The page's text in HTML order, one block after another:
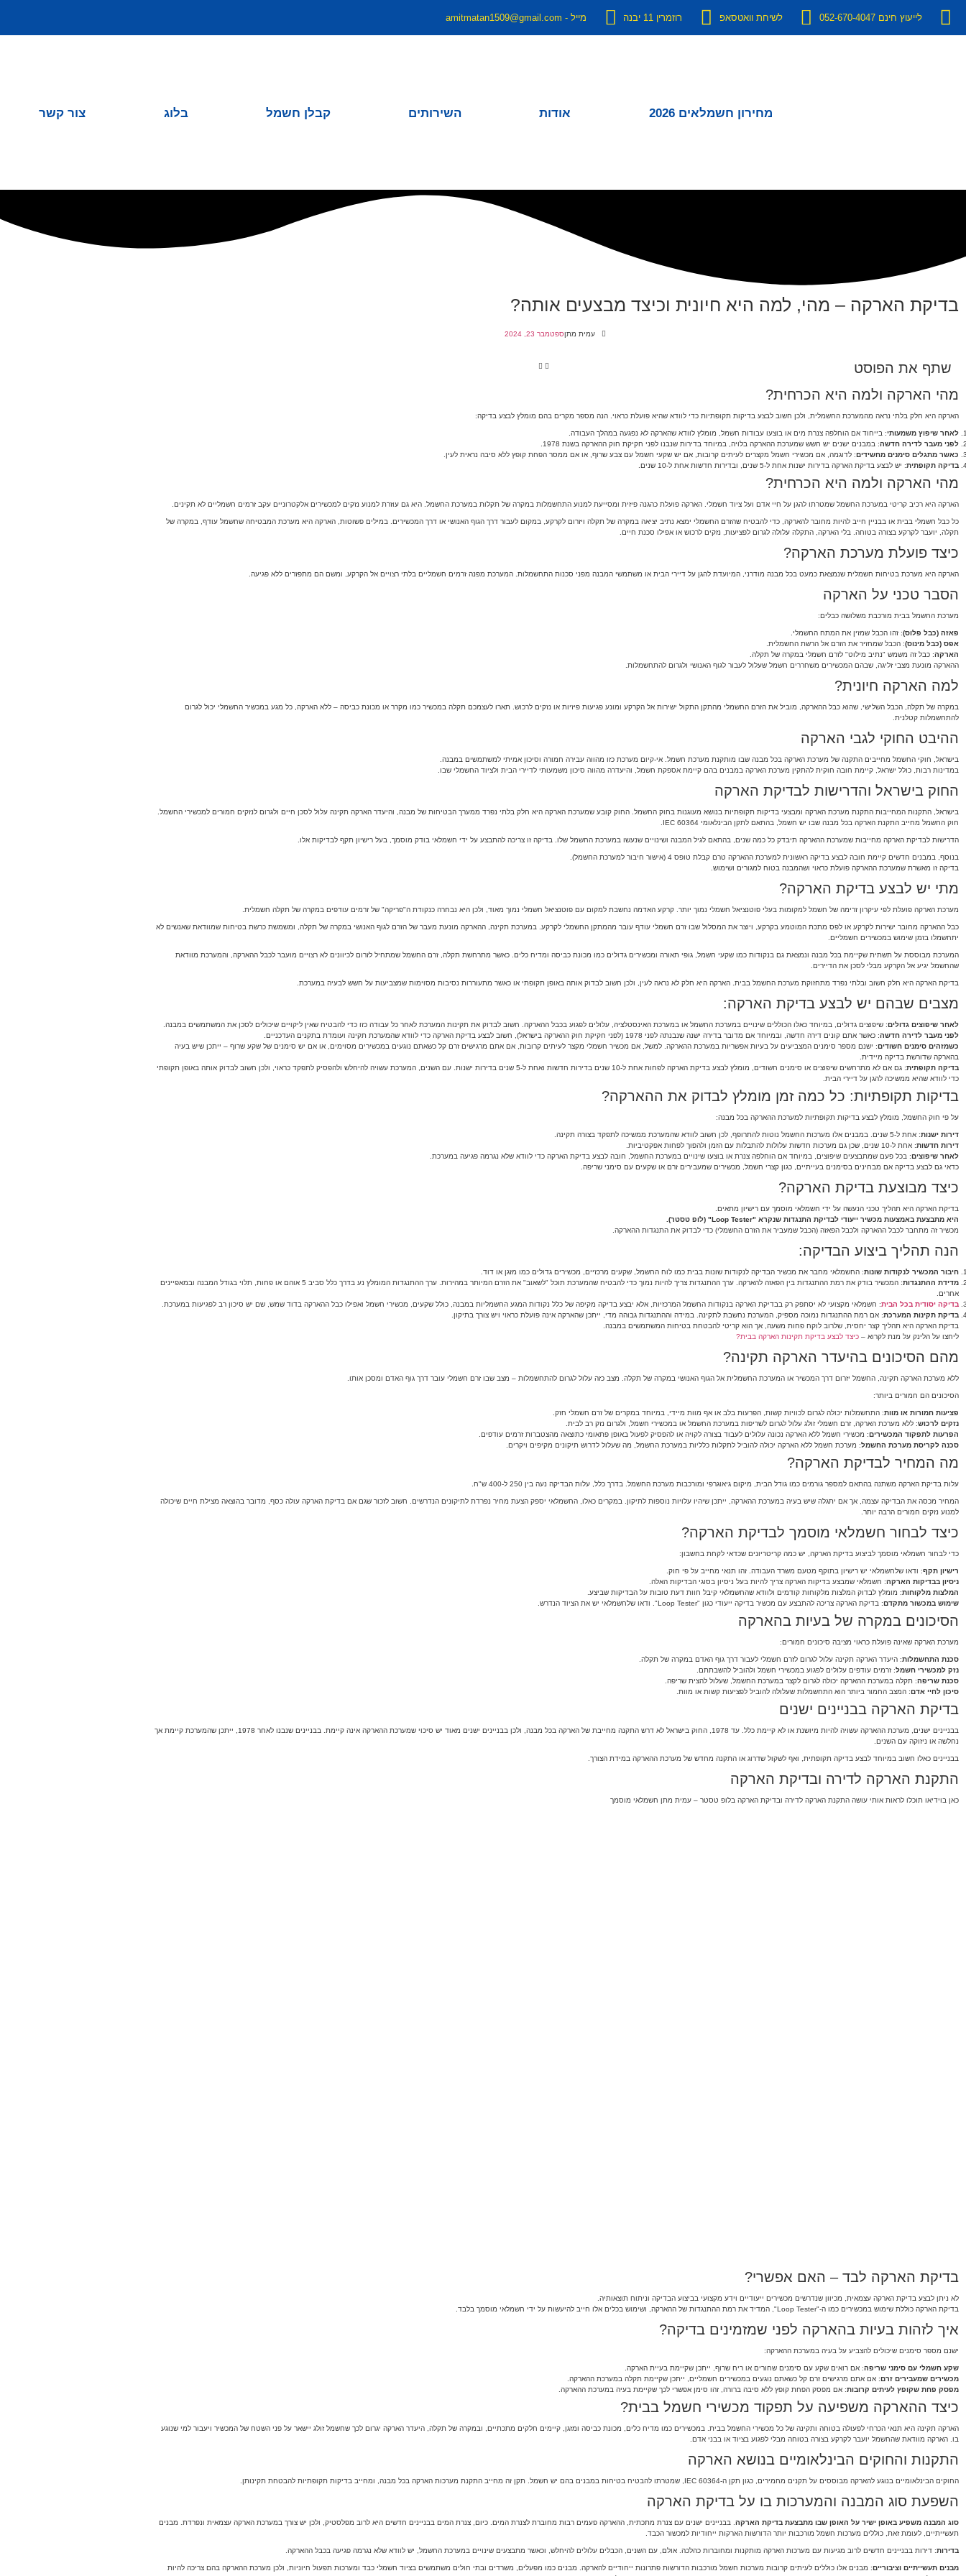
לייעוץ חינם 052-670-4047 לשיחת וואטסאפ רוזמרין 11 יבנה מייל - amitmatan1509@gmail.com
מחירון חשמלאים 2026 אודות השירותים קבלן חשמל בלוג צור קשר
בדיקת הארקה – מהי, למה היא חיונית וכיצד מבצעים אותה?
עמית מתןספטמבר 23, 2024
שתף את הפוסט
מהי הארקה ולמה היא הכרחית?
הארקה היא חלק בלתי נראה מהמערכת החשמלית, ולכן חשוב לבצע בדיקות תקופתיות כדי לוודא שהיא פועלת כראוי. הנה מספר מקרים בהם מומלץ לבצע בדיקה:
לאחר שיפוץ משמעותי: בייחוד אם הוחלפה צנרת מים או בוצעו עבודות חשמל, מומלץ לוודא שהארקה לא נפגעה במהלך העבודה.
לפני מעבר לדירה חדשה: במבנים ישנים יש חשש שמערכת ההארקה בלויה, במיוחד בדירות שנבנו לפני חקיקת חוק ההארקה בשנת 1978.
כאשר מתגלים סימנים מחשידים: לדוגמה, אם מכשירי חשמל מקצרים לעיתים קרובות, אם יש שקעי חשמל עם צבע שרוף, או אם ממסר הפחת קופץ ללא סיבה נראית לעין.
בדיקה תקופתית: יש לבצע בדיקת הארקה בדירות ישנות אחת ל-5 שנים, ובדירות חדשות אחת ל-10 שנים.
מהי הארקה ולמה היא הכרחית?
הארקה היא רכיב קריטי במערכת החשמל שמטרתו להגן על חיי אדם ועל ציוד חשמלי. הארקה פועלת כהגנה פיזית ומסייעת למנוע התחשמלות במקרה של תקלות במערכת החשמל. היא גם עוזרת למנוע נזקים למכשירים אלקטרוניים עקב זרמים חשמליים לא תקינים.
כל כבל חשמלי בבית או בבניין חייב להיות מחובר להארקה, כדי להבטיח שהזרם החשמלי ימצא נתיב יציאה במקרה של תקלה ויזרום לקרקע, במקום לעבור דרך הגוף האנושי או דרך המכשירים. במילים פשוטות, הארקה היא מערכת המבטיחה שחשמל עודף, במקרה של
תקלה, יועבר לקרקע בצורה בטוחה. בלי הארקה, התקלה עלולה לגרום לפציעות, נזקים לרכוש או אפילו סכנת חיים.
כיצד פועלת מערכת הארקה?
הארקה היא מערכת בטיחות חשמלית שנמצאת כמעט בכל מבנה מודרני, המיועדת להגן על דיירי הבית או משתמשי המבנה מפני סכנות התחשמלות. המערכת מפנה זרמים חשמליים בלתי רצויים אל הקרקע, ומשם הם מתפזרים ללא פגיעה.
הסבר טכני על הארקה
מערכת החשמל בבית מורכבת משלושה כבלים:
פאזה (כבל פלוס): זהו הכבל שמזין את המתח החשמלי.
אפס (כבל מינוס): הכבל שמחזיר את הזרם אל הרשת החשמלית.
הארקה: כבל זה משמש "נתיב מילוט" לזרם חשמלי במקרה של תקלה.
ההארקה מונעת מצבי זליגה, שבהם המכשירים משחררים חשמל שעלול לעבור לגוף האנושי ולגרום להתחשמלות.
למה הארקה חיונית?
במקרה של תקלה, הכבל השלישי, שהוא כבל ההארקה, מוביל את הזרם החשמלי מהתקן התקול ישירות אל הקרקע ומונע פגיעות פיזיות או נזקים לרכוש. תארו לעצמכם תקלה במכשיר כמו מקרר או מכונת כביסה – ללא הארקה, כל מגע במכשיר החשמלי יכול לגרום
להתחשמלות קטלנית.
ההיבט החוקי לגבי הארקה
בישראל, חוקי החשמל מחייבים התקנה של מערכת הארקה בכל מבנה שבו מותקנת מערכת חשמל. אי-קיום מערכת כזו מהווה עבירה חמורה וסיכון אמיתי למשתמשים במבנה.
במדינות רבות, כולל ישראל, קיימת חובה חוקית להתקין מערכת הארקה במבנים בהם קיימת אספקת חשמל, והיעדרה מהווה סיכון משמעותי לדיירי הבית ולציוד החשמלי שבו.
החוק בישראל והדרישות לבדיקת הארקה
בישראל, התקנות המחייבות התקנת מערכת הארקה ומבצעי בדיקות תקופתיות בנושא מעוגנות בחוק החשמל. החוק קובע שמערכת הארקה היא חלק בלתי נפרד ממערך הבטיחות של מבנה, והיעדר הארקה תקינה עלול לסכן חיים ולגרום לנזקים חמורים למכשירי החשמל.
חוק החשמל מחייב התקנת הארקה בכל מבנה שבו יש חשמל, בהתאם לתקן הבינלאומי IEC 60364.
הדרישות לבדיקת הארקה מחייבות שמערכת ההארקה תיבדק כל כמה שנים, בהתאם לגיל המבנה ושינויים שנעשו במערכת החשמל שלו. בדיקה זו צריכה להתבצע על ידי חשמלאי בודק מוסמך, בעל רישיון תקף לבדיקות אלו.
בנוסף, במבנים חדשים קיימת חובה לבצע בדיקה ראשונית למערכת ההארקה טרם קבלת טופס 4 (אישור חיבור למערכת החשמל).
בדיקה זו מאשרת שמערכת ההארקה פועלת כראוי ושהמבנה בטוח למגורים ושימוש.
מתי יש לבצע בדיקת הארקה?
מערכת הארקה פועלת לפי עיקרון זרימה של חשמל למקומות בעלי פוטנציאל חשמלי נמוך יותר. קרקע האדמה נחשבת למקום עם פוטנציאל חשמלי נמוך מאוד, ולכן היא נבחרה כנקודת ה"פריקה" של זרמים עודפים במקרה של תקלה חשמלית.
כבל ההארקה מחובר ישירות לקרקע או לפס מתכת המוטמע בקרקע, ויוצר את המסלול שבו זרם חשמלי עודף עובר מהמתקן החשמלי לקרקע. במערכת תקינה, ההארקה מונעת מעבר של הזרם לגוף האנושי במקרה של תקלה, ומשמשת כרשת בטיחות שמוודאת שאנשים לא
יתחשמלו בזמן שימוש במכשירים חשמליים.
המערכת מבוססת על תשתית שקיימת בכל מבנה ונמצאת גם בנקודות כמו שקעי חשמל, גופי תאורה ומכשירים גדולים כמו מכונת כביסה ומדיח כלים. כאשר מתרחשת תקלה, זרם החשמל שמתחיל לזרום לכיוונים לא רצויים מועבר לכבל ההארקה, והמערכת מוודאת
שהחשמל יגיע אל הקרקע מבלי לסכן את הדיירים.
בדיקת הארקה היא חלק חשוב ובלתי נפרד מתחזוקת מערכת החשמל בבית. הארקה היא חלק לא נראה לעין, ולכן חשוב לבדוק אותה באופן תקופתי או כאשר מתעוררות נסיבות מסוימות שמצביעות על חשש לבעיה במערכת.
מצבים שבהם יש לבצע בדיקת הארקה:
לאחר שיפוצים גדולים: שיפוצים גדולים, במיוחד כאלו הכוללים שינויים במערכת החשמל או במערכת האינסטלציה, עלולים לפגוע בכבל ההארקה. חשוב לבדוק את תקינות המערכת לאחר כל עבודה כזו כדי להבטיח שאין ליקויים שיכולים לסכן את המשתמשים במבנה.
לפני מעבר לדירה חדשה: כאשר אתם קונים דירה חדשה, ובמיוחד אם מדובר בדירה ישנה שנבנתה לפני 1978 (לפני חקיקת חוק ההארקה בישראל), חשוב לבצע בדיקת הארקה כדי לוודא שהמערכת תקינה ועומדת בתקנים העדכניים.
כשמזהים סימנים חשודים: ישנם מספר סימנים המצביעים על בעיות אפשריות במערכת ההארקה. למשל, אם מכשיר חשמלי מקצר לעיתים קרובות, אם אתם מרגישים זרם קל כשאתם נוגעים במכשירים מסוימים, או אם יש סימנים של שקע שרוף – ייתכן שיש בעיה
בהארקה שדורשת בדיקה מיידית.
בדיקה תקופתית
: גם אם לא מתרחשים שיפוצים או סימנים חשודים, מומלץ לבצע בדיקת הארקה לפחות אחת ל-10 שנים בדירות חדשות ואחת ל-5 שנים בדירות ישנות. עם השנים, המערכת עשויה להיחלש ולהפסיק לתפקד כראוי, ולכן חשוב לבדוק אותה באופן תקופתי
כדי לוודא שהיא ממשיכה להגן על דיירי הבית.
בדיקות תקופתיות: כל כמה זמן מומלץ לבדוק את ההארקה?
על פי חוק החשמל, מומלץ לבצע בדיקות תקופתיות למערכת ההארקה בכל מבנה:
דירות ישנות: אחת ל-5 שנים. במבנים אלו מערכות החשמל נוטות להתרופף, לכן חשוב לוודא שהמערכת ממשיכה לתפקד בצורה תקינה.
דירות חדשות: אחת ל-10 שנים, שכן גם מערכות חדשות עלולות להתבלות עם הזמן ולהפוך לפחות אפקטיביות.
לאחר שיפוצים: בכל פעם שמתבצעים שיפוצים, במיוחד אם הוחלפה צנרת או בוצעו שינויים במערכת החשמל, חובה לבצע בדיקת הארקה כדי לוודא שלא נגרמה פגיעה במערכת.
כדאי גם לבצע בדיקה אם מבחינים בסימנים בעייתיים, כגון קצרי חשמל, מכשירים שמעבירים זרם או שקעים עם סימני שריפה.
כיצד מבוצעת בדיקת הארקה?
בדיקת הארקה היא תהליך טכני הנעשה על ידי חשמלאי מוסמך עם רישיון מתאים.
היא מתבצעת באמצעות מכשיר ייעודי לבדיקת התנגדות שנקרא "Loop Tester" (לופ טסטר).
מכשיר זה מתחבר לכבל ההארקה ולכבל הפאזה (הכבל שמעביר את הזרם החשמלי) כדי לבדוק את התנגדות ההארקה.
הנה תהליך ביצוע הבדיקה:
חיבור המכשיר לנקודות שונות: החשמלאי מחבר את מכשיר הבדיקה לנקודות שונות בבית כמו לוח החשמל, שקעים מרכזיים, מכשירים גדולים כמו מזגן או דוד.
מדידת ההתנגדות
: המכשיר בודק את רמת ההתנגדות בין הפאזה להארקה. ערך ההתנגדות צריך להיות נמוך כדי להבטיח שהמערכת תוכל "לשאוב" את הזרם המיותר במהירות. ערך ההתנגדות המומלץ נע בדרך כלל סביב 5 אוהם או פחות, תלוי בגודל המבנה ובמאפיינים
אחרים.
בדיקה יסודית בכל הבית: חשמלאי מקצועי לא יסתפק רק בבדיקת הארקה בנקודות החשמל המרכזיות, אלא יבצע בדיקה מקיפה של כלל נקודות המגע החשמליות במבנה, כולל שקעים, מכשירי חשמל ואפילו כבל ההארקה בדוד שמש, שם יש סיכון רב לפגיעות במערכת.
בדיקת תקינות המערכת: אם רמת ההתנגדות נמוכה מספיק, המערכת נחשבת לתקינה. במידה וההתנגדות גבוהה מדי, ייתכן שהארקה אינה פועלת כראוי ויש צורך בתיקון.
בדיקת הארקה היא תהליך קצר יחסית, שלרוב לוקח פחות משעה, אך הוא קריטי להבטחת בטיחות המשתמשים במבנה.
ליחצו על הלינק על מנת לקרוא – כיצד לבצע בדיקת תקינות הארקה בבית?
מהם הסיכונים בהיעדר הארקה תקינה?
ללא מערכת הארקה תקינה, החשמל יזרום דרך המכשיר או המערכת החשמלית אל הגוף האנושי במקרה של תקלה. מצב כזה עלול לגרום להתחשמלות – מצב שבו זרם חשמלי עובר דרך גוף האדם ומסכן אותו.
הסיכונים הם חמורים ביותר:
פציעות חמורות או מוות: התחשמלות יכולה לגרום לכוויות קשות, הפרעות בלב או אף מוות מיידי, במיוחד במקרים של זרם חשמלי חזק.
נזקים לרכוש: ללא מערכת הארקה, זרם חשמלי זולג עלול לגרום לשריפות במערכת החשמל או במכשירי חשמל, ולגרום נזק רב לבית.
הפרעות לתפקוד המכשירים: מכשירי חשמל ללא הארקה נכונה עלולים לעבוד בצורה לקויה או להפסיק לפעול באופן פתאומי כתוצאה מהצטברות זרמים עודפים.
סכנה לקריסת מערכת החשמל: מערכת חשמל ללא הארקה יכולה להוביל לתקלות כלליות במערכת החשמל, מה שעלול לדרוש תיקונים מקיפים ויקרים.
מה המחיר לבדיקת הארקה?
עלות בדיקת הארקה משתנה בהתאם למספר גורמים כמו גודל הבית, מיקום גיאוגרפי ומורכבות מערכת החשמל. בדרך כלל, עלות הבדיקה נעה בין 250 ל-400 ש"ח.
המחיר מכסה את הבדיקה עצמה, אך אם יתגלה שיש בעיה במערכת ההארקה, ייתכן שיהיו עלויות נוספות לתיקון. במקרים כאלו, החשמלאי יספק הצעת מחיר נפרדת לתיקונים הנדרשים. חשוב לזכור שגם אם בדיקת הארקה עולה כסף, מדובר בהוצאה מצילת חיים שיכולה
למנוע נזקים חמורים הרבה יותר.
כיצד לבחור חשמלאי מוסמך לבדיקת הארקה?
כדי לבחור חשמלאי מוסמך לביצוע בדיקת הארקה, יש כמה קריטריונים שכדאי לקחת בחשבון:
רישיון תקף: ודאו שלחשמלאי יש רישיון בתוקף מטעם משרד העבודה. זהו תנאי מחייב על פי חוק.
ניסיון בבדיקות הארקה: חשמלאי שמבצע בדיקות הארקה צריך להיות בעל ניסיון בסוגי הבדיקות האלה.
המלצות מלקוחות: מומלץ לבדוק המלצות מלקוחות קודמים ולוודא שהחשמלאי קיבל חוות דעת טובות על הבדיקות שביצע.
שימוש במכשור מתקדם: בדיקת הארקה צריכה להתבצע עם מכשיר בדיקה ייעודי כגון "Loop Tester". ודאו שלחשמלאי יש את הציוד הנדרש.
הסיכונים במקרה של בעיות בהארקה
מערכת הארקה שאינה פועלת כראוי מציבה סיכונים חמורים:
סכנת התחשמלות: היעדר הארקה תקינה עלול לגרום לזרם חשמלי לעבור דרך גוף האדם במקרה של תקלה.
נזק למכשירי חשמל: זרמים עודפים עלולים לפגוע במכשירי חשמל ולהוביל להשבתתם.
סכנת שריפה: תקלה במערכת ההארקה יכולה לגרום לקצר במערכת החשמל, שעלול להצית שריפה.
סיכון לחיי אדם: המצב החמור ביותר הוא התחשמלות שעלולה להוביל לפציעות קשות או מוות.
בדיקת הארקה בבניינים ישנים
בבניינים ישנים, מערכת ההארקה עשויה להיות מיושנת או לא קיימת כלל. עד 1978, החוק בישראל לא דרש התקנה מחייבת של הארקה בכל מבנה, ולכן בבניינים ישנים מאוד יש סיכוי שמערכת ההארקה אינה קיימת. בבניינים שנבנו לאחר 1978, ייתכן שהמערכת קיימת אך
נחלשה או ניזוקה עם השנים.
בבניינים כאלו חשוב במיוחד לבצע בדיקה תקופתית, ואף לשקול שדרוג או התקנה מחדש של מערכת ההארקה במידת הצורך.
התקנת הארקה לדירה ובדיקת הארקה
כאן בוידיאו תוכלו לראות אותי עושה התקנת הארקה לדירה ובדיקת הארקה בלופ טסטר – עמית מתן חשמלאי מוסמך
בדיקת הארקה לבד – האם אפשרי?
לא ניתן לבצע בדיקת הארקה עצמאית, מכיוון שנדרשים מכשירים ייעודיים וידע מקצועי בביצוע הבדיקה וניתוח תוצאותיה.
בדיקת הארקה כוללת שימוש במכשירים כמו ה-"Loop Tester", המדיד את רמת ההתנגדות של ההארקה, ושימוש בכלים אלו חייב להיעשות על ידי חשמלאי מוסמך בלבד.
איך לזהות בעיות בהארקה לפני שמזמינים בדיקה?
ישנם מספר סימנים שיכולים להצביע על בעיה במערכת ההארקה:
שקע חשמלי עם סימני שריפה: אם רואים שקע עם סימנים שחורים או ריח שרוף, ייתכן שקיימת בעיית הארקה.
מכשירים שמעבירים זרם: אם אתם מרגישים זרם קל כשאתם נוגעים במכשירים חשמליים, ייתכן שקיימת תקלה במערכת ההארקה.
מפסק פחת שקופץ לעיתים קרובות: אם מפסק הפחת קופץ ללא סיבה ברורה, זהו סימן אפשרי לכך שקיימת בעיה במערכת ההארקה.
כיצד ההארקה משפיעה על תפקוד מכשירי חשמל בבית?
הארקה תקינה היא תנאי הכרחי לפעולה בטוחה ותקינה של כל מכשירי החשמל בבית. במכשירים כמו מדיח כלים, מכונת כביסה ומזגן, קיימים חלקים מתכתיים, ובמקרה של תקלה, היעדר הארקה יגרום לכך שחשמל זולג יישאר על פני השטח של המכשיר ויעבור למי שנוגע
בו. הארקה מוודאת שהחשמל יועבר לקרקע בצורה בטוחה מבלי לפגוע בציוד או בבני אדם.
התקנות והחוקים הבינלאומיים בנושא הארקה
החוקים הבינלאומיים בנוגע להארקה מבוססים על תקנים מחמירים, כגון תקן ה-IEC 60364, שמטרתו להבטיח בטיחות במבנים בהם יש חשמל. תקן זה מחייב התקנת מערכות הארקה בכל מבנה, ומחייב בדיקות תקופתיות להבטחת תקינותן.
השפעת סוג המבנה והמערכות בו על בדיקת הארקה
סוג המבנה משפיע באופן ישיר על האופן שבו מתבצעת בדיקת הארקה. בבניינים ישנים עם צנרת מתכתית, ההארקה פעמים רבות מחוברת לצנרת המים. כיום, צנרת המים בבניינים חדשים היא לרוב מפלסטיק, ולכן יש צורך במערכת הארקה עצמאית ונפרדת. מבנים
תעשייתיים, לעומת זאת, כוללים מערכות חשמל מורכבות יותר הדורשות הארקות ייחודיות למכשור הכבד.
בדירות: דירות בבניינים חדשים לרוב מגיעות עם מערכות הארקה מותקנות ומחוברות כהלכה. אולם, עם השנים, הכבלים עלולים להיחלש, וכאשר מתבצעים שינויים במערכת החשמל, יש לוודא שלא נגרמה פגיעה בכבל ההארקה.
מבנים תעשייתיים וציבוריים: מבנים אלו כוללים לעיתים קרובות מערכות חשמל מורכבות הדורשות פתרונות ייחודיים להארקה. מבנים כמו מפעלים, משרדים ובתי חולים משתמשים בציוד חשמלי כבד ומערכות תפעול חיוניות, ולכן מערכת ההארקה בהם צריכה להיות